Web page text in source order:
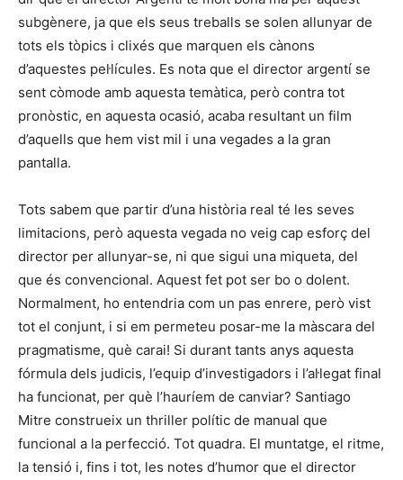
subgènere, ja que els seus treballs se solen allunyar de
tots els tòpics i clixés que marquen els cànons
d’aquestes pel·lícules. Es nota que el director argentí se
sent còmode amb aquesta temàtica, però contra tot
pronòstic, en aquesta ocasió, acaba resultant un film
d’aquells que hem vist mil i una vegades a la gran
pantalla.
Tots sabem que partir d’una història real té les seves
limitacions, però aquesta vegada no veig cap esforç del
director per allunyar-se, ni que sigui una miqueta, del
que és convencional. Aquest fet pot ser bo o dolent.
Normalment, ho entendria com un pas enrere, però vist
tot el conjunt, i si em permeteu posar-me la màscara del
pragmatisme, què carai! Si durant tants anys aquesta
fórmula dels judicis, l’equip d’investigadors i l’al·legat final
ha funcionat, per què l’hauríem de canviar? Santiago
Mitre construeix un thriller polític de manual que
funcional a la perfecció. Tot quadra. El muntatge, el ritme,
la tensió i, fins i tot, les notes d’humor que el director